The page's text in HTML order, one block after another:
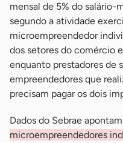
mensal de 5% do salário-
segundo a atividade
microempreendedor
dos setores do comércio
enquanto prestadores de
empreendedores que
precisam pagar os dois
Dados do Sebrae
microempreendedores